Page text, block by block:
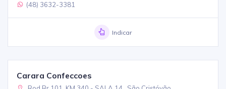
(48) 3632-3381
Indicar
Carara Confeccoes